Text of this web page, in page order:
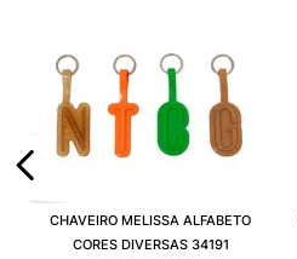
CHAVEIRO MELISSA ALFABETO
CORES DIVERSAS 34191